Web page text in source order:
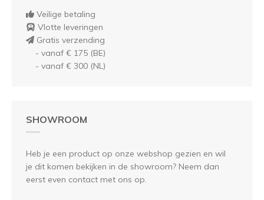
Veilige betaling
Vlotte leveringen
Gratis verzending
- vanaf € 175 (BE)
- vanaf € 300 (NL)
SHOWROOM
Heb je een product op onze webshop gezien en wil
je dit komen bekijken in de showroom? Neem dan
eerst even contact met ons op.